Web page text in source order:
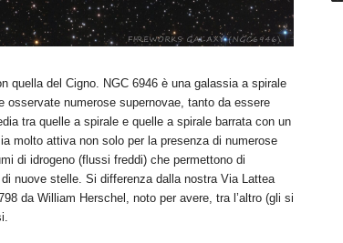
quella del Cigno. NGC 6946 è una galassia a spirale
numerose supernovae, tanto da essere
tra quelle a spirale e quelle a spirale barrata con un
molto attiva non solo per la presenza di numerose
di idrogeno (flussi freddi) che permettono di
nuove stelle. Si differenza dalla nostra Via Lattea
da William Herschel, noto per avere, tra l’altro (gli si